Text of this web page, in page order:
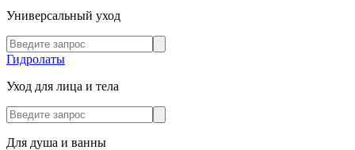
Универсальный уход
Гидролаты
Уход для лица и тела
Для душа и ванны